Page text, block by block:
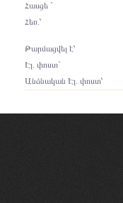
Հասցե `
Հեռ.՝
Թարմացվել է՝
Էլ. փոստ`
Անձնական Էլ. փոստ՝